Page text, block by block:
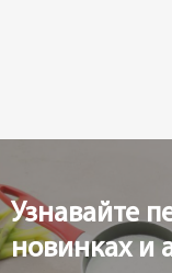
Узнавайте
новинках и